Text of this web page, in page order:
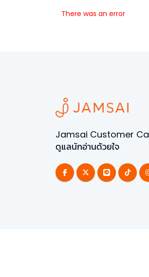
There was an error
Jamsai Customer
ดูแลนักอ่านด้วยใจ